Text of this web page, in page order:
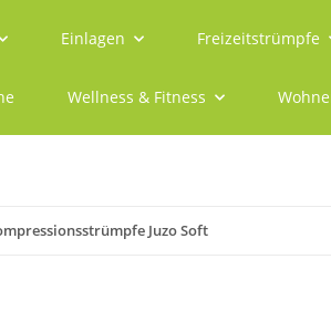
Einlagen Freizeitstrümpfe
Wellness & Fitness
Juzo Soft